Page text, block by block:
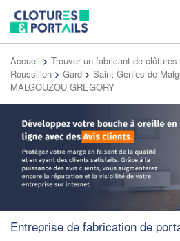
Accueil > Trouver un fabricant de
Roussillon > Gard > Saint-Genies-de-
MALGOUZOU GREGORY
Entreprise de fabrication de